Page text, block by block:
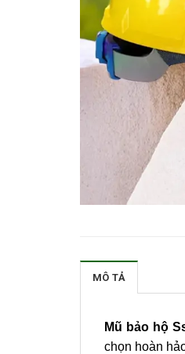
MÔ TẢ
Mũ bảo hộ
chọn hoàn